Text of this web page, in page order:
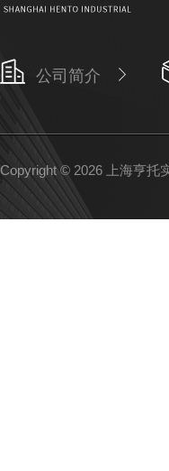
公司简介
Copyright © 2026 上海亨托